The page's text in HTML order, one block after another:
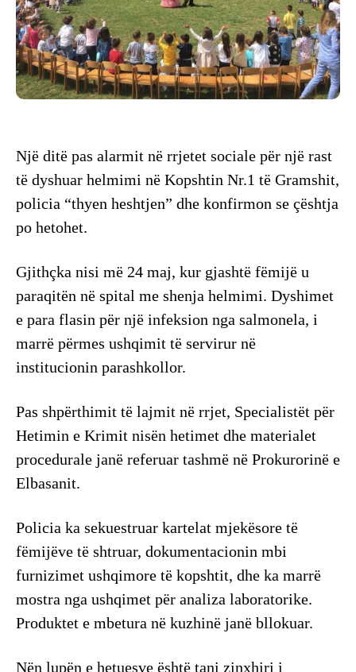
Një ditë pas alarmit në rrjetet sociale për një rast
të dyshuar helmimi në Kopshtin Nr.1 të Gramshit,
policia “thyen heshtjen” dhe konfirmon se çështja
po hetohet.
Gjithçka nisi më 24 maj, kur gjashtë fëmijë u
paraqitën në spital me shenja helmimi. Dyshimet
e para flasin për një infeksion nga salmonela, i
marrë përmes ushqimit të servirur në
institucionin parashkollor.
Pas shpërthimit të lajmit në rrjet, Specialistët për
Hetimin e Krimit nisën hetimet dhe materialet
procedurale janë referuar tashmë në Prokurorinë e
Elbasanit.
Policia ka sekuestruar kartelat mjekësore të
fëmijëve të shtruar, dokumentacionin mbi
furnizimet ushqimore të kopshtit, dhe ka marrë
mostra nga ushqimet për analiza laboratorike.
Produktet e mbetura në kuzhinë janë bllokuar.
Nën lupën e hetuesve është tani zinxhiri i